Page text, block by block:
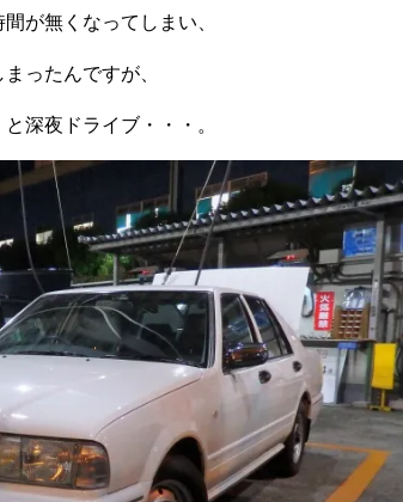
が無くなってしまい、
ったんですが、
深夜ドライブ・・・。